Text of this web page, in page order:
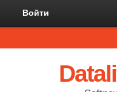
Войти